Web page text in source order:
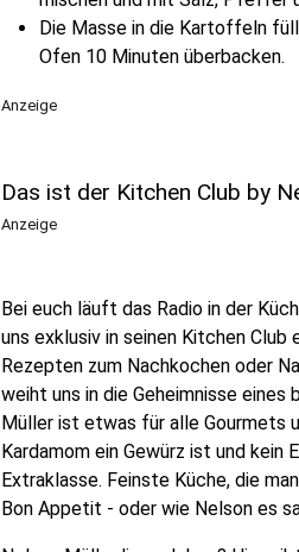
Die Masse in die Kartoffeln
Ofen 10 Minuten überbacken.
Anzeige
Das ist der Kitchen Club by
Anzeige
Bei euch läuft das Radio in der
uns exklusiv in seinen Kitchen
Rezepten zum Nachkochen oder
weiht uns in die Geheimnisse
Müller ist etwas für alle Gourmets
Kardamom ein Gewürz ist und
Extraklasse. Feinste Küche, die
Bon Appetit - oder wie Nelson es